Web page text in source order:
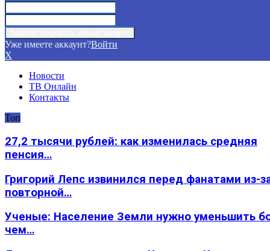
Уже имеете аккаунт?Войти
X
Новости
ТВ Онлайн
Контакты
Топ
27,2 тысячи рублей: как изменилась средняя
пенсия…
Григорий Лепс извинился перед фанатами из-
повторной…
Ученые: Население Земли нужно уменьшить
чем…